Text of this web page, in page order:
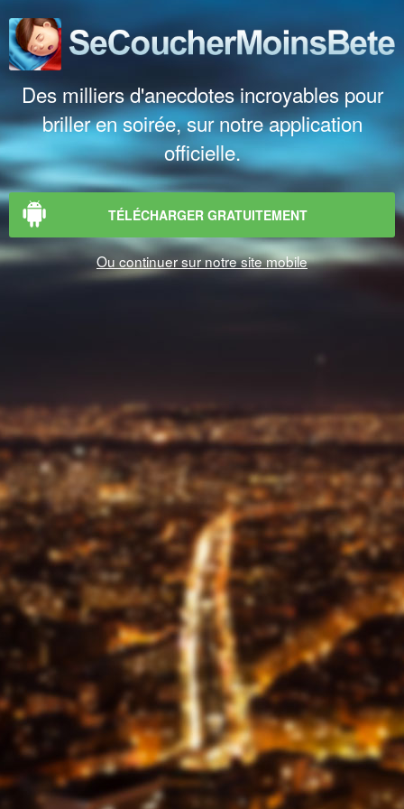
Des milliers d'anecdotes incroyables pour
briller en soirée, sur notre application
officielle.
TÉLÉCHARGER GRATUITEMENT
Ou continuer sur notre site mobile